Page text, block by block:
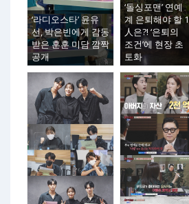
‘라디오스타’ 윤유
선, 박은빈에게 감동
받은 훈훈 미담 깜짝
공개
‘돌싱포맨’ 연예
계 은퇴해야 할 1
人은?! ‘은퇴의
조건’에 현장 초
토화